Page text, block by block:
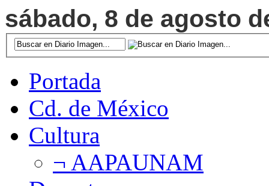
sábado, 8 de agosto
Portada
Cd. de México
Cultura
¬ AAPAUNAM